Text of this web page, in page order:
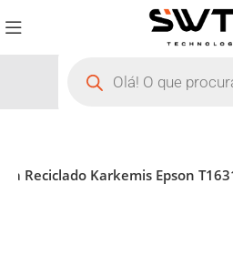
Reciclado Karkemis Epson